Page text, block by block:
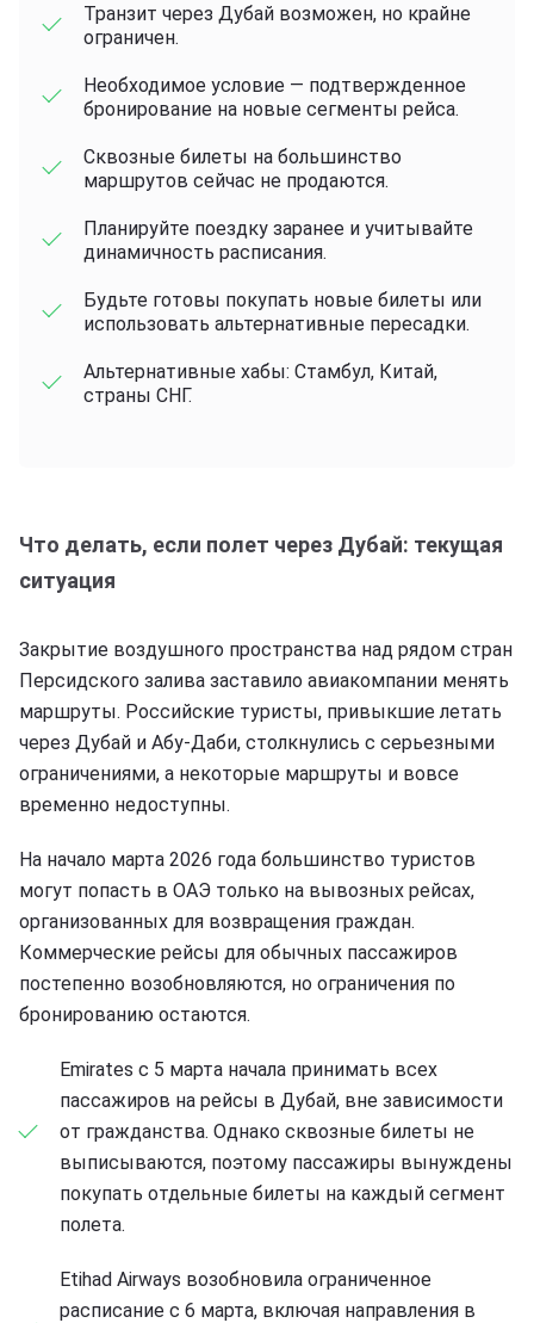
Транзит через Дубай возможен, но крайне
ограничен.
Необходимое условие — подтвержденное
бронирование на новые сегменты рейса.
Сквозные билеты на большинство
маршрутов сейчас не продаются.
Планируйте поездку заранее и учитывайте
динамичность расписания.
Будьте готовы покупать новые билеты или
использовать альтернативные пересадки.
Альтернативные хабы: Стамбул, Китай,
страны СНГ.
Что делать, если полет через Дубай: текущая
ситуация
Закрытие воздушного пространства над рядом стран
Персидского залива заставило авиакомпании менять
маршруты. Российские туристы, привыкшие летать
через Дубай и Абу-Даби, столкнулись с серьезными
ограничениями, а некоторые маршруты и вовсе
временно недоступны.
На начало марта 2026 года большинство туристов
могут попасть в ОАЭ только на вывозных рейсах,
организованных для возвращения граждан.
Коммерческие рейсы для обычных пассажиров
постепенно возобновляются, но ограничения по
бронированию остаются.
Emirates с 5 марта начала принимать всех
пассажиров на рейсы в Дубай, вне зависимости
от гражданства. Однако сквозные билеты не
выписываются, поэтому пассажиры вынуждены
покупать отдельные билеты на каждый сегмент
полета.
Etihad Airways возобновила ограниченное
расписание с 6 марта, включая направления в